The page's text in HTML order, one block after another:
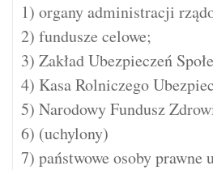
1) organy administracji
2) fundusze celowe;
3) Zakład Ubezpieczeń
4) Kasa Rolniczego
5) Narodowy Fundusz
6) (uchylony)
7) państwowe osoby prawne